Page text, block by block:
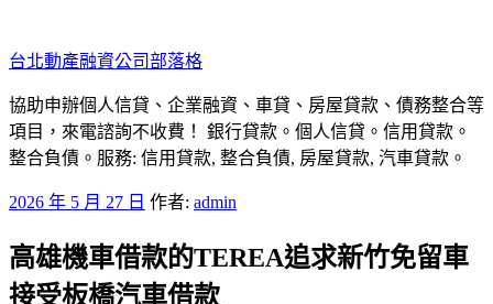
至
主
要
內
容
台北動產融資公司部落格
協助申辦個人信貸、企業融資、車貸、房屋貸款、債務整合等
項目，來電諮詢不收費！ 銀行貸款。個人信貸。信用貸款。
整合負債。服務: 信用貸款, 整合負債, 房屋貸款, 汽車貸款。
發
於
2026 年 5 月 27 日 作者: admin
高雄機車借款的TEREA追求新竹免留車
接受板橋汽車借款